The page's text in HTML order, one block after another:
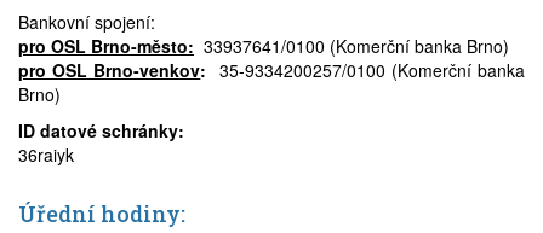
Bankovní spojení:
pro OSL Brno-město: 33937641/0100 (Komerční banka Brno)
pro OSL Brno-venkov: 35-9334200257/0100 (Komerční banka
Brno)
ID datové schránky:
36raiyk
Úřední hodiny: